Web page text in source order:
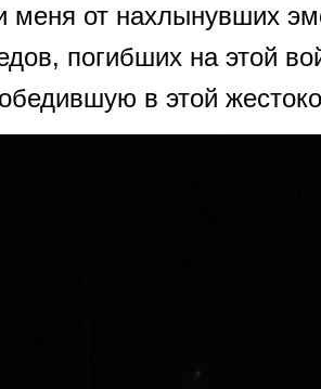
меня от нахлынувших
погибших на этой
в этой